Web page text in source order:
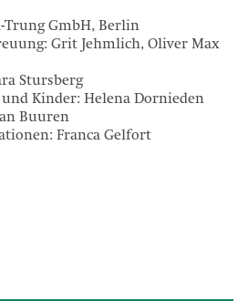
Trung GmbH, Berlin
Grit Jehmlich, Oliver Max
Stursberg
Kinder: Helena Dornieden
Buuren
Franca Gelfort